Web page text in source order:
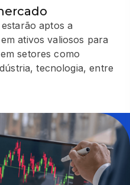
aptos a
ativos valiosos para
setores como
tecnologia, entre